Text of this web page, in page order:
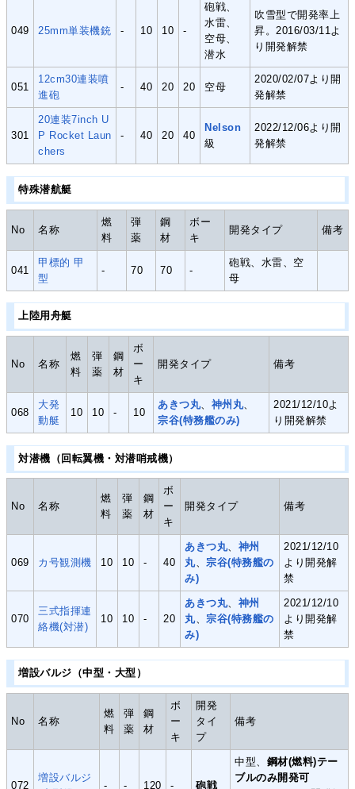
049 25mm単装機銃 - 10 10 -
砲戦、
水雷、
空母、
潜水
吹雪型で開発率上
昇。2016/03/11よ
り開発解禁
051
12cm30連装噴
進砲
- 40 20 20 空母
2020/02/07より開
発解禁
301
20連装7inch U
P Rocket Laun
chers
- 40 20 40
Nelson
級
2022/12/06より開
発解禁
特殊潜航艇
No 名称
燃
料
弾
薬
鋼
材
ボー
キ
開発タイプ 備考
041
甲標的 甲
型
- 70 70 -
砲戦、水雷、空
母
上陸用舟艇
No 名称
燃
料
弾
薬
鋼
材
ボ
ー
キ
開発タイプ 備考
068
大発
動艇
10 10 - 10
あきつ丸、 神州丸、
宗谷(特務艦のみ)
2021/12/10よ
り開発解禁
対潜機（回転翼機・対潜哨戒機）
No 名称
燃
料
弾
薬
鋼
材
ボ
ー
キ
開発タイプ 備考
069 カ号観測機 10 10 - 40
あきつ丸、 神州
丸、宗谷(特務艦の
み)
2021/12/10
より開発解
禁
070
三式指揮連
絡機(対潜)
10 10 - 20
あきつ丸、 神州
丸、宗谷(特務艦の
み)
2021/12/10
より開発解
禁
増設バルジ（中型・大型）
No 名称
燃
料
弾
薬
鋼
材
ボ
ー
キ
開発
タイ
プ
備考
072
増設バルジ
- - 120 - 砲戦
中型、 鋼材(燃料)テー
ブルのみ開発可